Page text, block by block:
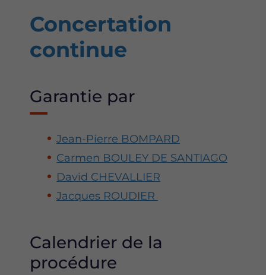
Concertation
continue
Garantie par
Jean-Pierre BOMPARD
Carmen BOULEY DE SANTIAGO
David CHEVALLIER
Jacques ROUDIER
Calendrier de la
procédure